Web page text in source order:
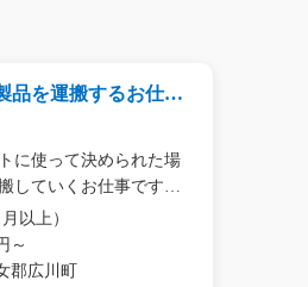
品を運搬するお仕事/
に使って決められた場
していくお仕事です☆
以上）
～
郡広川町